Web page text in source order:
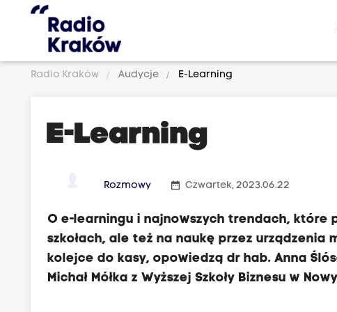
Radio Kraków Audycje E-Learning
E-Learning
Rozmowy date_range Czwartek, 2023.06.22
O e-learningu i najnowszych trendach,
szkołach, ale też na naukę przez
kolejce do kasy, opowiedzą dr hab. Anna
Michał Mółka z Wyższej Szkoły Biznesu w